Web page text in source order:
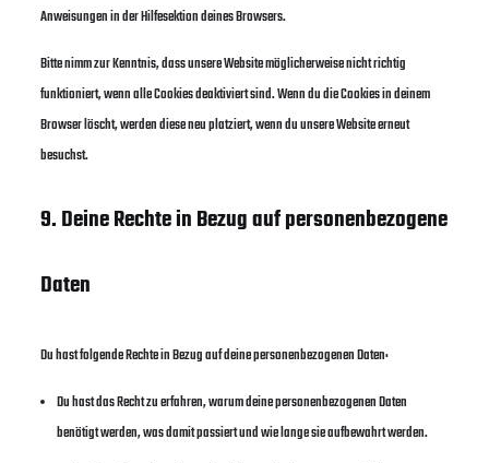
Anweisungen in der Hilfesektion deines Browsers.
Bitte nimm zur Kenntnis, dass unsere Website möglicherweise nicht richtig
funktioniert, wenn alle Cookies deaktiviert sind. Wenn du die Cookies in deinem
Browser löscht, werden diese neu platziert, wenn du unsere Website erneut
besuchst.
9. Deine Rechte in Bezug auf personenbezogene
Daten
Du hast folgende Rechte in Bezug auf deine personenbezogenen Daten:
Du hast das Recht zu erfahren, warum deine personenbezogenen Daten
benötigt werden, was damit passiert und wie lange sie aufbewahrt werden.